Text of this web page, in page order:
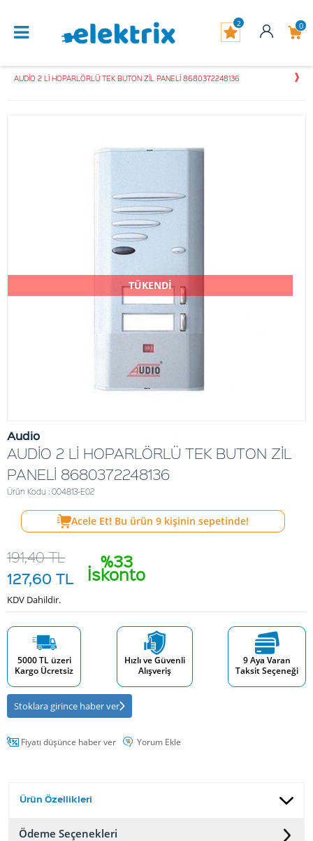
0
2
AUDİO 2 Lİ HOPARLÖRLÜ TEK BUTON ZİL PANELİ 8680372248136
TÜKENDİ
Audio
AUDİO 2 Lİ HOPARLÖRLÜ TEK BUTON ZİL
PANELİ 8680372248136
Ürün Kodu : 004813-E02
Acele Et! Bu ürün 9 kişinin sepetinde!
%33
İskonto
191,40TL
127,60 TL
KDV Dahildir.
5000 TL üzeri
Kargo Ücretsiz
Hızlı ve Güvenli
Alışveriş
9 Aya Varan
Taksit Seçeneği
Stoklara girince haber ver
Fiyatı düşünce haber ver Yorum Ekle
Ürün Özellikleri
Ödeme Seçenekleri